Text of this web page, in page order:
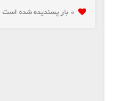
0 بار پسنديده شده است